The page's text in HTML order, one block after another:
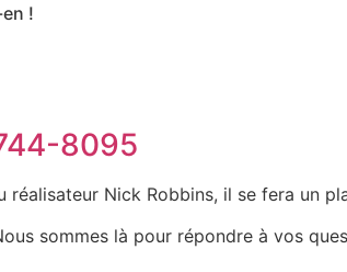
!
8095
réalisateur Nick Robbins, il se fera un
sommes là pour répondre à vos